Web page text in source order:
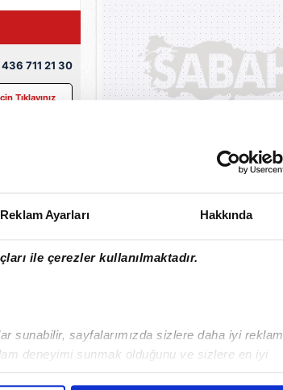
Reklam Ayarları Hakkında
ile çerezler kullanılmaktadır.
sunabilir, sayfalarımızda sizlere daha iyi reklam
deneyimi sunmak olduğunu ve sizlere en iyi
reklamların maliyetlerimizi karşılamak
711 21 30
Tıklayınız
Vakıa Suresi
Tekerlemeler